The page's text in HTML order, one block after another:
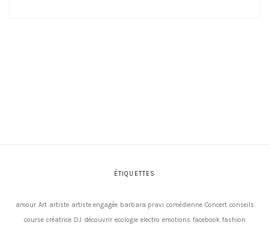
ÉTIQUETTES
amour Art artiste artiste engagée barbara pravi comédienne Concert conseils
course créatrice DJ découvrir ecologie electro emotions facebook fashion